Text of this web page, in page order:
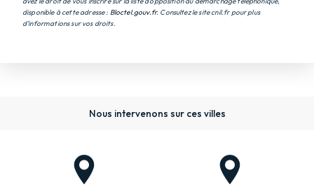
disponible à cette adresse : Bloctel.gouv.fr. Consultez le site cnil.fr pour plus
d’informations sur vos droits.
Nous intervenons sur ces villes